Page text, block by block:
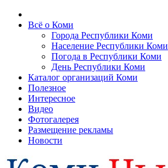
Всё о Коми
Города Республики Коми
Население Республики Коми
Погода в Республики Коми
День Республики Коми
Каталог организаций Коми
Полезное
Интересное
Видео
Фотогалерея
Размещение рекламы
Новости